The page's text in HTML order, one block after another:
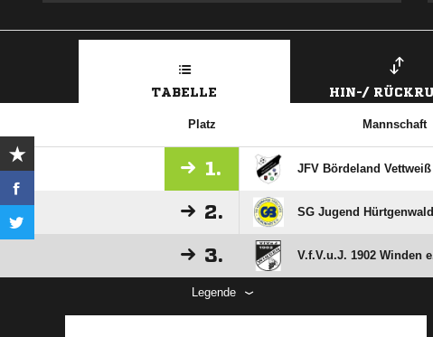
TABELLE HIN-/
Platz Mannschaft
1. JFV Bördeland Vettweiß
2. SG Jugend
3. V.f.V.u.J. 1902 Winden
Legende